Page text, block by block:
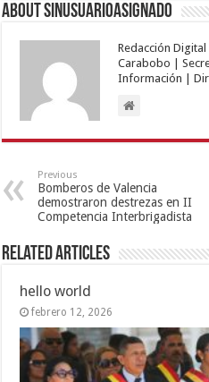
About sinusuarioasignado
Redacción
Carabobo |
Información |
Previous
Bomberos de Valencia
demostraron destrezas en II
Competencia Interbrigadista
Related Articles
hello world
febrero 12, 2026